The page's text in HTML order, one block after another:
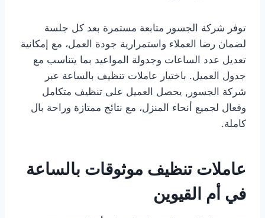
توفر شركة الجسور متابعة مستمرة بعد كل جلسة
لضمان رضا العملاء واستمرارية جودة العمل، مع إمكانية
تعديل عدد الساعات وجدولة المواعيد بما يتناسب مع
جدول العميل. باختيار عاملات تنظيف بالساعة عبر
شركة الجسور, يحصل العميل على تنظيف متكامل
وفعال لجميع أنحاء المنزل، مع نتائج ممتازة وراحة بال
كاملة.
عاملات تنظيف موثوقات بالساعة
في أم القيوين